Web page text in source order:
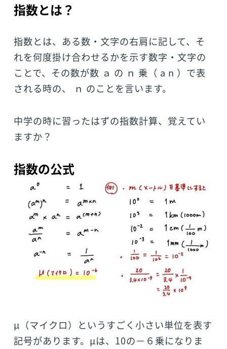
指数とは？
指数とは、ある数・文字の右肩に記して、そ
れを何度掛け合わせるかを示す数字・文字の
ことで、その数が数 ａ の ｎ 乗（ a n ）で表
される時の、 ｎ のことを言います。
中学の時に習ったはずの指数計算、覚えてい
ますか？
指数の公式
μ（マイクロ）というすごく小さい単位を表す
記号があります。μは、10の－６乗になりま